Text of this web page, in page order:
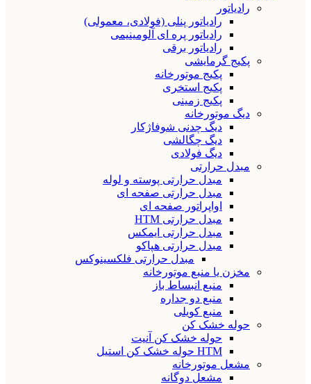
رادیاتور
رادیاتور پنلی (فولادی، معمولی)
رادیاتور پره ای آلومینیمی
رادیاتور برقی
پکیج گرمایشی
پکیج موتورخانه
پکیج استخری
پکیج زمینی
دیگ موتورخانه
دیگ چدنی شوفاژکار
دیگ چگالشی
دیگ فولادی
مبدل حرارتی
مبدل حرارتی پوسته و لوله
مبدل حرارتی صفحه ای
اواپراتور صفحه ای
مبدل حرارتی HTM
مبدل حرارتی ایمکس
مبدل حرارتی هپاکو
مبدل حرارتی فلکسینوکس
مخزن یا منبع موتورخانه
منبع انبساط باز
منبع دو جداره
منبع کویلی
حوله خشک کن
حوله خشک کن آنیت
HTM حوله خشک کن استیل
مشعل موتورخانه
مشعل دوگانه